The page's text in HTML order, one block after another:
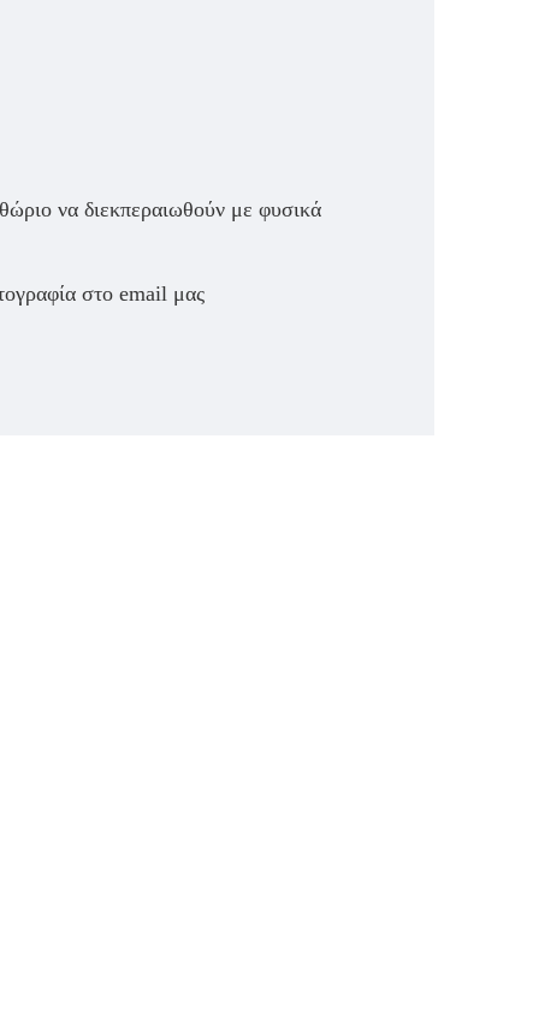
να διεκπεραιωθούν με φυσικά
στο email μας